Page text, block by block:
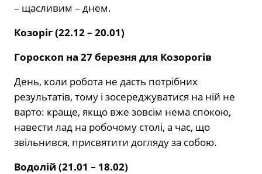
– щасливим – днем.
Козоріг (22.12 – 20.01)
Гороскоп на 27 березня для Козорогів
День, коли робота не дасть потрібних
результатів, тому і зосереджуватися на ній не
варто: краще, якщо вже зовсім нема спокою,
навести лад на робочому столі, а час, що
звільнився, присвятити догляду за собою.
Водолій (21.01 – 18.02)